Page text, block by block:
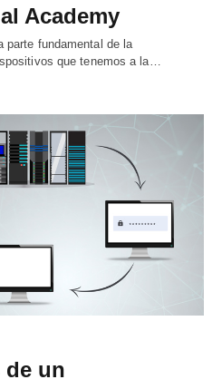
Academy
parte fundamental de la
que tenemos a la…
un